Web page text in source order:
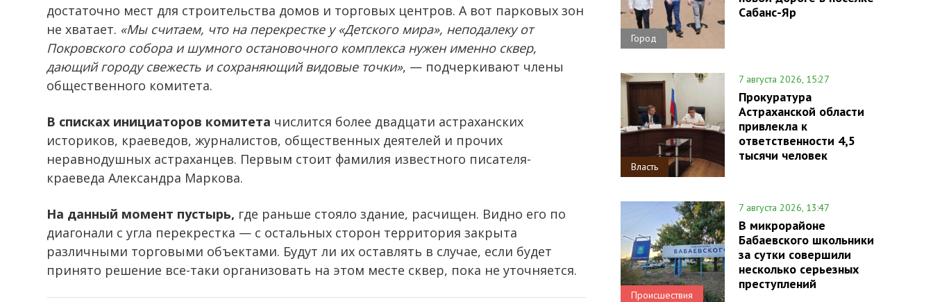
достаточно мест для строительства домов и торговых центров. А вот парковых зон
не хватает. «Мы считаем, что на перекрестке у «Детского мира», неподалеку от
Покровского собора и шумного остановочного комплекса нужен именно сквер,
дающий городу свежесть и сохраняющий видовые точки», — подчеркивают члены
общественного комитета.
В списках инициаторов комитета числится более двадцати астраханских
историков, краеведов, журналистов, общественных деятелей и прочих
неравнодушных астраханцев. Первым стоит фамилия известного писателя-
краеведа Александра Маркова.
На данный момент пустырь, где раньше стояло здание, расчищен. Видно его по
диагонали с угла перекрестка — с остальных сторон территория закрыта
различными торговыми объектами. Будут ли их оставлять в случае, если будет
принято решение все-таки организовать на этом месте сквер, пока не уточняется.
Город
Сабанс-Яр
Власть
7 августа 2026, 15:27
Прокуратура
Астраханской области
привлекла к
ответственности 4,5
тысячи человек
Происшествия
7 августа 2026, 13:47
В микрорайоне
Бабаевского школьники
за сутки совершили
несколько серьезных
преступлений